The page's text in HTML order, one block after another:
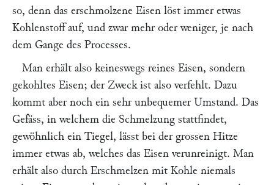
so, denn das erschmolzene Eisen löst immer etwas
Kohlenstoff auf, und zwar mehr oder weniger, je nach
dem Gange des Processes.
Man erhält also keineswegs reines Eisen, sondern
gekohltes Eisen; der Zweck ist also verfehlt. Dazu
kommt aber noch ein sehr unbequemer Umstand. Das
Gefäss, in welchem die Schmelzung stattfindet,
gewöhnlich ein Tiegel, lässt bei der grossen Hitze
immer etwas ab, welches das Eisen verunreinigt. Man
erhält also durch Erschmelzen mit Kohle niemals